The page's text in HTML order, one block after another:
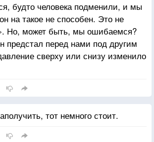
будто человека подменили, и мы
на такое не способен. Это не
Но, может быть, мы ошибаемся?
предстал перед нами под другим
сверху или снизу изменило
тот немного стоит.